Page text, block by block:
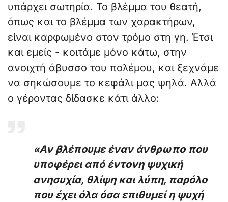
υπάρχει σωτηρία. Το βλέμμα του θεατή,
όπως και το βλέμμα των χαρακτήρων,
είναι καρφωμένο στον τρόμο στη γη. Έτσι
και εμείς - κοιτάμε μόνο κάτω, στην
ανοιχτή άβυσσο του πολέμου, και ξεχνάμε
να σηκώσουμε το κεφάλι μας ψηλά. Αλλά
ο γέροντας δίδασκε κάτι άλλο:
«Αν βλέπουμε έναν άνθρωπο που
υποφέρει από έντονη ψυχική
ανησυχία, θλίψη και λύπη, παρόλο
που έχει όλα όσα επιθυμεί η ψυχή